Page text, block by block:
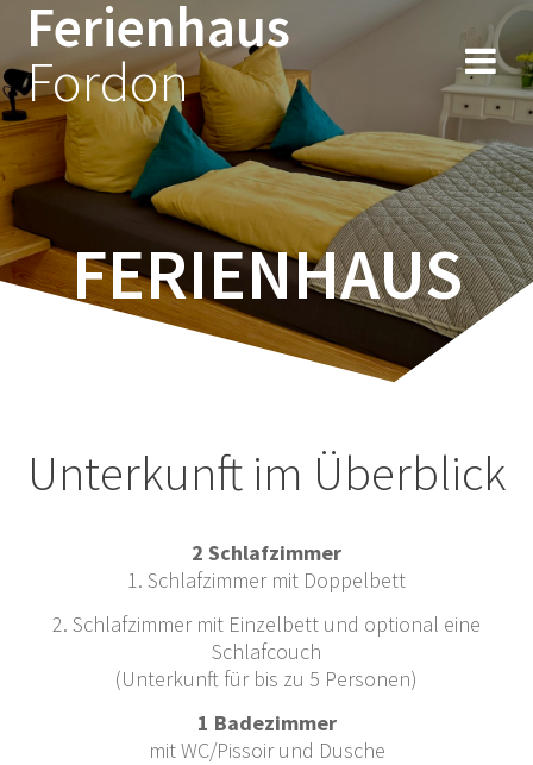
Zum
Inhalt
springen
Ferienhaus
Fordon
FERIENHAUS
Unterkunft im Überblick
2 Schlafzimmer
1. Schlafzimmer mit Doppelbett
2. Schlafzimmer mit Einzelbett und optional eine
Schlafcouch
(Unterkunft für bis zu 5 Personen)
1 Badezimmer
mit WC/Pissoir und Dusche